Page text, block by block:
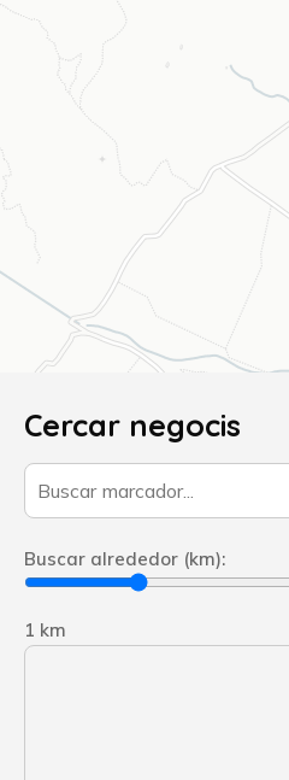
Cercar negocis
Buscar alrededor (km):
1 km